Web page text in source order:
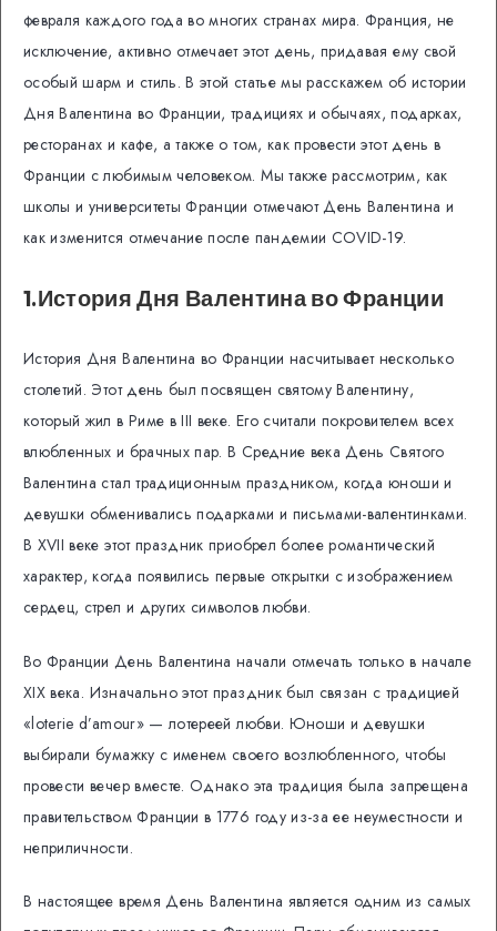
февраля каждого года во многих странах мира. Франция, не
исключение, активно отмечает этот день, придавая ему свой
особый шарм и стиль. В этой статье мы расскажем об истории
Дня Валентина во Франции, традициях и обычаях, подарках,
ресторанах и кафе, а также о том, как провести этот день в
Франции с любимым человеком. Мы также рассмотрим, как
школы и университеты Франции отмечают День Валентина и
как изменится отмечание после пандемии COVID-19.
1.История Дня Валентина во Франции
История Дня Валентина во Франции насчитывает несколько
столетий. Этот день был посвящен святому Валентину,
который жил в Риме в III веке. Его считали покровителем всех
влюбленных и брачных пар. В Средние века День Святого
Валентина стал традиционным праздником, когда юноши и
девушки обменивались подарками и письмами-валентинками.
В XVII веке этот праздник приобрел более романтический
характер, когда появились первые открытки с изображением
сердец, стрел и других символов любви.
Во Франции День Валентина начали отмечать только в начале
XIX века. Изначально этот праздник был связан с традицией
«loterie d’amour» — лотереей любви. Юноши и девушки
выбирали бумажку с именем своего возлюбленного, чтобы
провести вечер вместе. Однако эта традиция была запрещена
правительством Франции в 1776 году из-за ее неуместности и
неприличности.
В настоящее время День Валентина является одним из самых